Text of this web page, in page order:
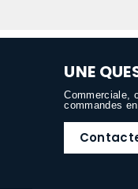
UNE
Commerciale,
commandes